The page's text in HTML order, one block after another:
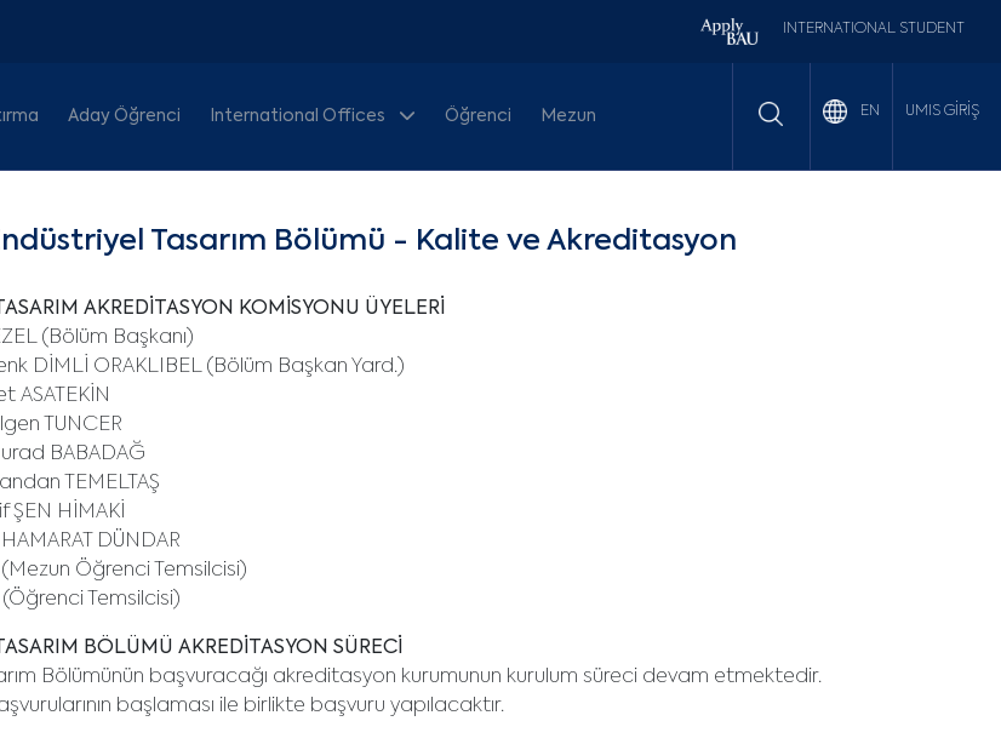
INTERNATIONAL STUDENT
Aday Öğrenci International Offices Öğrenci Mezun EN UMIS GİRİŞ
Tasarım Bölümü - Kalite ve Akreditasyon
AKREDİTASYON KOMİSYONU ÜYELERİ
(Bölüm Başkanı)
DİMLİ ORAKLIBEL (Bölüm Başkan Yard.)
ASATEKİN
TUNCER
BABADAĞ
TEMELTAŞ
ŞEN HİMAKİ
DÜNDAR
Öğrenci Temsilcisi)
Temsilcisi)
BÖLÜMÜ AKREDİTASYON SÜRECİ
Bölümünün başvuracağı akreditasyon kurumunun kurulum süreci devam etmektedir.
başlaması ile birlikte başvuru yapılacaktır.